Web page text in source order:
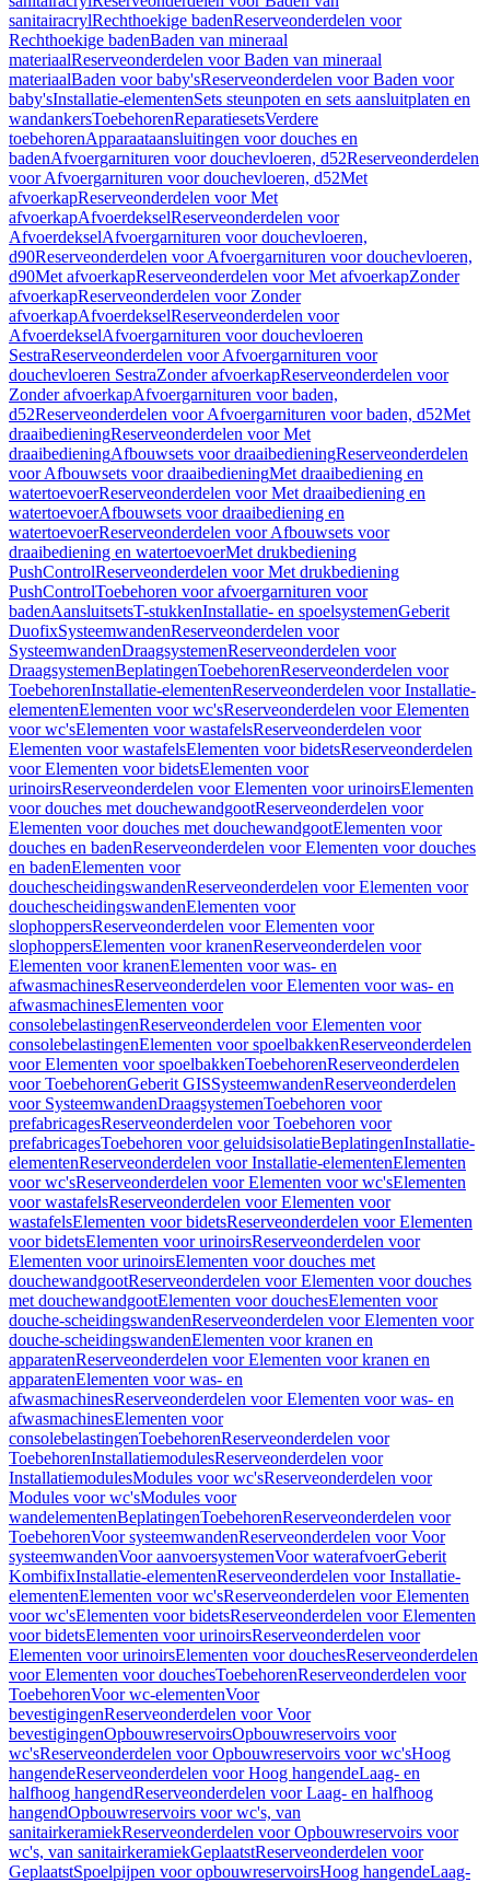
sanitairacrylRechthoekige badenReserveonderdelen voor
Rechthoekige badenBaden van mineraal
materiaalReserveonderdelen voor Baden van mineraal
materiaalBaden voor baby'sReserveonderdelen voor Baden voor
baby'sInstallatie-elementenSets steunpoten en sets aansluitplaten en
wandankersToebehorenReparatiesetsVerdere
toebehorenApparaataansluitingen voor douches en
badenAfvoergarnituren voor douchevloeren, d52Reserveonderdelen
voor Afvoergarnituren voor douchevloeren, d52Met
afvoerkapReserveonderdelen voor Met
afvoerkapAfvoerdekselReserveonderdelen voor
AfvoerdekselAfvoergarnituren voor douchevloeren,
d90Reserveonderdelen voor Afvoergarnituren voor douchevloeren,
d90Met afvoerkapReserveonderdelen voor Met afvoerkapZonder
afvoerkapReserveonderdelen voor Zonder
afvoerkapAfvoerdekselReserveonderdelen voor
AfvoerdekselAfvoergarnituren voor douchevloeren
SestraReserveonderdelen voor Afvoergarnituren voor
douchevloeren SestraZonder afvoerkapReserveonderdelen voor
Zonder afvoerkapAfvoergarnituren voor baden,
d52Reserveonderdelen voor Afvoergarnituren voor baden, d52Met
draaibedieningReserveonderdelen voor Met
draaibedieningAfbouwsets voor draaibedieningReserveonderdelen
voor Afbouwsets voor draaibedieningMet draaibediening en
watertoevoerReserveonderdelen voor Met draaibediening en
watertoevoerAfbouwsets voor draaibediening en
watertoevoerReserveonderdelen voor Afbouwsets voor
draaibediening en watertoevoerMet drukbediening
PushControlReserveonderdelen voor Met drukbediening
PushControlToebehoren voor afvoergarnituren voor
badenAansluitsetsT-stukkenInstallatie- en spoelsystemenGeberit
DuofixSysteemwandenReserveonderdelen voor
SysteemwandenDraagsystemenReserveonderdelen voor
DraagsystemenBeplatingenToebehorenReserveonderdelen voor
ToebehorenInstallatie-elementenReserveonderdelen voor Installatie-
elementenElementen voor wc'sReserveonderdelen voor Elementen
voor wc'sElementen voor wastafelsReserveonderdelen voor
Elementen voor wastafelsElementen voor bidetsReserveonderdelen
voor Elementen voor bidetsElementen voor
urinoirsReserveonderdelen voor Elementen voor urinoirsElementen
voor douches met douchewandgootReserveonderdelen voor
Elementen voor douches met douchewandgootElementen voor
douches en badenReserveonderdelen voor Elementen voor douches
en badenElementen voor
douchescheidingswandenReserveonderdelen voor Elementen voor
douchescheidingswandenElementen voor
slophoppersReserveonderdelen voor Elementen voor
slophoppersElementen voor kranenReserveonderdelen voor
Elementen voor kranenElementen voor was- en
afwasmachinesReserveonderdelen voor Elementen voor was- en
afwasmachinesElementen voor
consolebelastingenReserveonderdelen voor Elementen voor
consolebelastingenElementen voor spoelbakkenReserveonderdelen
voor Elementen voor spoelbakkenToebehorenReserveonderdelen
voor ToebehorenGeberit GISSysteemwandenReserveonderdelen
voor SysteemwandenDraagsystemenToebehoren voor
prefabricagesReserveonderdelen voor Toebehoren voor
prefabricagesToebehoren voor geluidsisolatieBeplatingenInstallatie-
elementenReserveonderdelen voor Installatie-elementenElementen
voor wc'sReserveonderdelen voor Elementen voor wc'sElementen
voor wastafelsReserveonderdelen voor Elementen voor
wastafelsElementen voor bidetsReserveonderdelen voor Elementen
voor bidetsElementen voor urinoirsReserveonderdelen voor
Elementen voor urinoirsElementen voor douches met
douchewandgootReserveonderdelen voor Elementen voor douches
met douchewandgootElementen voor douchesElementen voor
douche-scheidingswandenReserveonderdelen voor Elementen voor
douche-scheidingswandenElementen voor kranen en
apparatenReserveonderdelen voor Elementen voor kranen en
apparatenElementen voor was- en
afwasmachinesReserveonderdelen voor Elementen voor was- en
afwasmachinesElementen voor
consolebelastingenToebehorenReserveonderdelen voor
ToebehorenInstallatiemodulesReserveonderdelen voor
InstallatiemodulesModules voor wc'sReserveonderdelen voor
Modules voor wc'sModules voor
wandelementenBeplatingenToebehorenReserveonderdelen voor
ToebehorenVoor systeemwandenReserveonderdelen voor Voor
systeemwandenVoor aanvoersystemenVoor waterafvoerGeberit
KombifixInstallatie-elementenReserveonderdelen voor Installatie-
elementenElementen voor wc'sReserveonderdelen voor Elementen
voor wc'sElementen voor bidetsReserveonderdelen voor Elementen
voor bidetsElementen voor urinoirsReserveonderdelen voor
Elementen voor urinoirsElementen voor douchesReserveonderdelen
voor Elementen voor douchesToebehorenReserveonderdelen voor
ToebehorenVoor wc-elementenVoor
bevestigingenReserveonderdelen voor Voor
bevestigingenOpbouwreservoirsOpbouwreservoirs voor
wc'sReserveonderdelen voor Opbouwreservoirs voor wc'sHoog
hangendeReserveonderdelen voor Hoog hangendeLaag- en
halfhoog hangendReserveonderdelen voor Laag- en halfhoog
hangendOpbouwreservoirs voor wc's, van
sanitairkeramiekReserveonderdelen voor Opbouwreservoirs voor
wc's, van sanitairkeramiekGeplaatstReserveonderdelen voor
GeplaatstSpoelpijpen voor opbouwreservoirsHoog hangendeLaag-